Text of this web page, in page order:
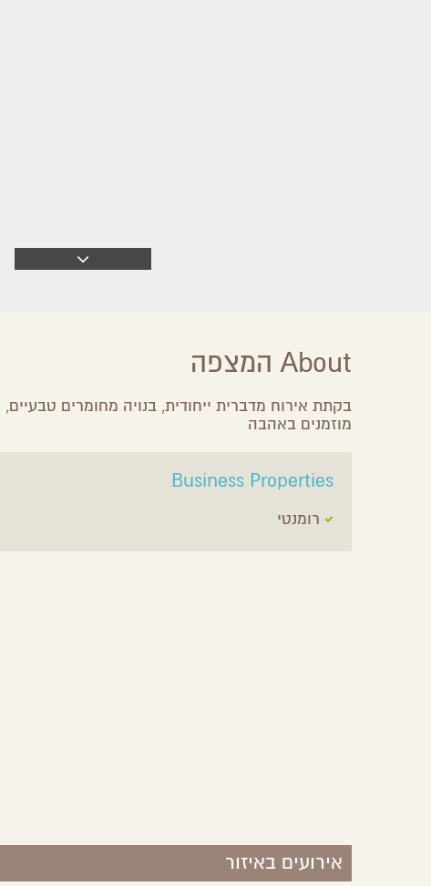
About המצפה
בקתת אירוח מדברית ייחודית, בנויה מחומרים
מוזמנים באהבה
Business Properties
רומנטי
אירועים באיזור